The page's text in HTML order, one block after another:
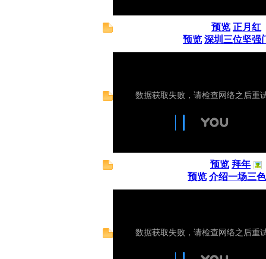
预览 正月红
预览 深圳三位坚强
预览 拜年
预览 介绍一场三